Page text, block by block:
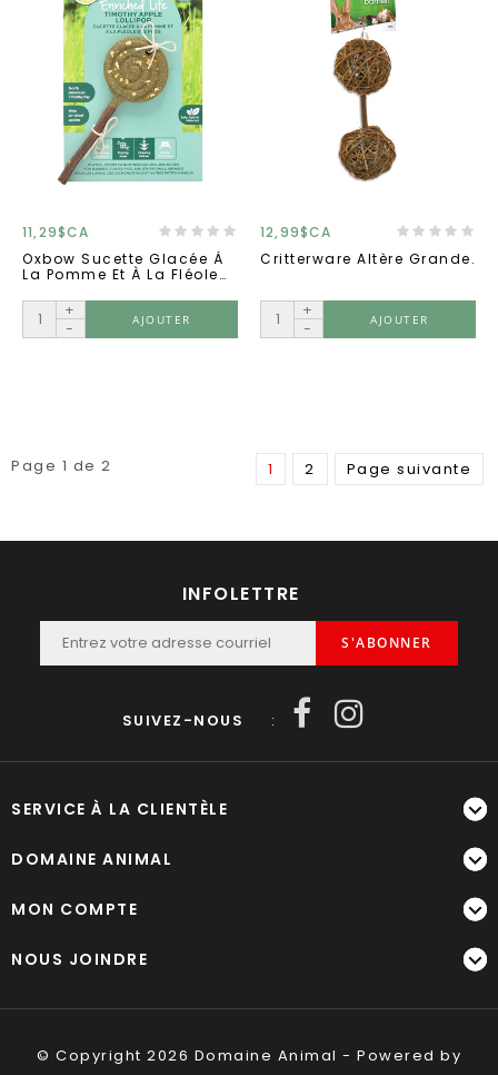
11,29$CA
Oxbow Sucette Glacée À
La Pomme Et À La Fléole
+
-
AJOUTER
12,99$CA
Critterware Altère Grande.
+
-
AJOUTER
Page 1 de 2 1 2 Page suivante
INFOLETTRE
S'ABONNER
SUIVEZ-NOUS :
SERVICE À LA CLIENTÈLE
DOMAINE ANIMAL
MON COMPTE
NOUS JOINDRE
© Copyright 2026 Domaine Animal - Powered by